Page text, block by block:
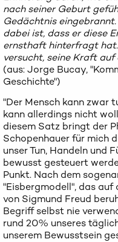
nach seiner Geburt
Gedächtnis
dabei ist, dass er diese
ernsthaft hinterfragt
versucht, seine Kraft auf
(aus: Jorge Bucay,
Geschichte")
"Der Mensch kann zwar
kann allerdings nicht
diesem Satz bringt der
Schopenhauer für mich
unser Tun, Handeln und
bewusst gesteuert
Punkt. Nach dem
"Eisbergmodell", das auf
von Sigmund Freud
Begriff selbst nie
rund 20% unseres
unserem Bewusstsein